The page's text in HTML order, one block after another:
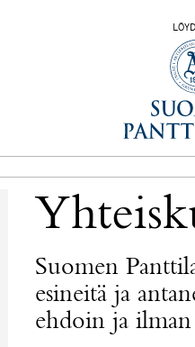
Suomen
esineitä ja
ehdoin ja